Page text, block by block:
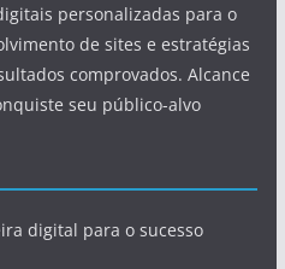
personalizadas para o
de sites e estratégias
comprovados. Alcance
seu público-alvo
digital para o sucesso